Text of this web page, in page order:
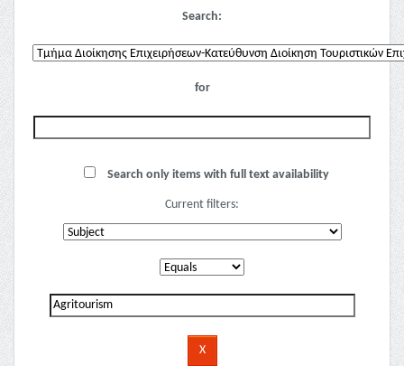
Search:
for
Search only items with full text availability
Current filters: